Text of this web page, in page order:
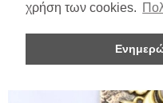
χρήση των cookies.